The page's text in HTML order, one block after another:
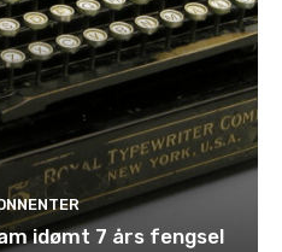
idømt 7 års fengsel